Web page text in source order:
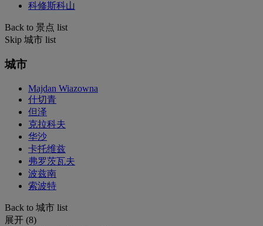
科修斯科山
Back to 景点 list
Skip 城市 list
城市
Majdan Wiazowna
什切青
但泽
克拉科夫
华沙
卡托维兹
弗罗茨瓦夫
波兹南
索波特
Back to 城市 list
展开 (8)